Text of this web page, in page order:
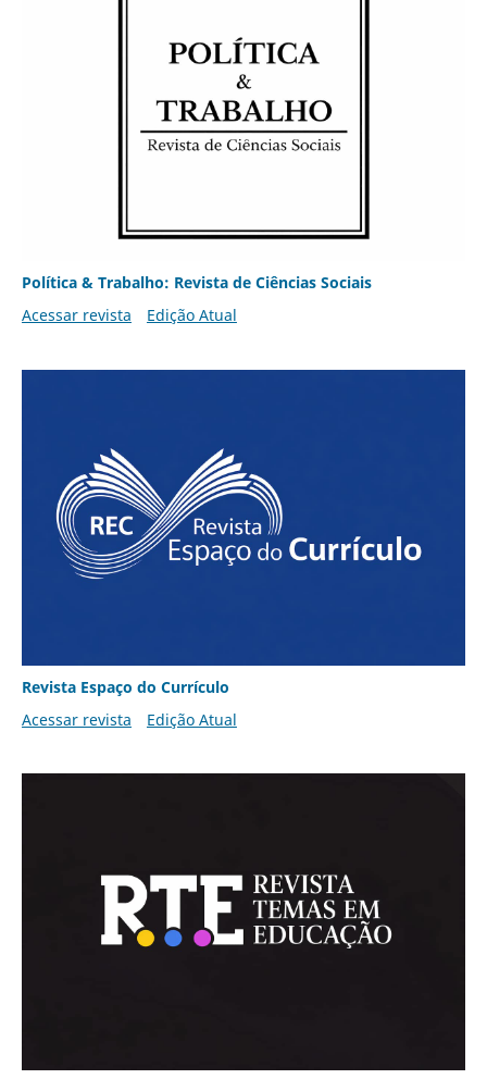
Política & Trabalho: Revista de Ciências Sociais
Acessar revista
Edição Atual
Revista Espaço do Currículo
Acessar revista
Edição Atual